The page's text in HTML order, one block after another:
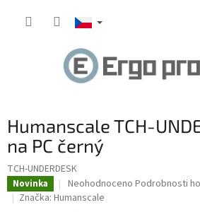
Humanscale TCH-
na PC černý
TCH-UNDERDESK
Novinka
Průměrné
hodnocení
Neohodnoceno Podrobnosti
Značka: Humanscale